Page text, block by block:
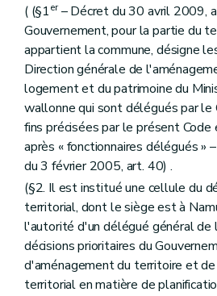
Art. 78
Art. 79
Chapitre III Des
Art. 80
Art. 81
Art. 82
Art. 83
Titre V Des permis et
Chapitre premier Du
Section première Des actes et
Art. 84
Art. 85
Section 2 Des charges d'urbanisme (...
Section 3 De la péremption et de la
Art. 86
Section 4 Du permis
Art. 87
Chapitre II (Du permis d'urbanisation et du permis d'urbanisme
Section première (Des actes soumis à
( (§1er– Décret du 30 avril 2009,
Gouvernement, pour la partie du
appartient la commune, désigne
Direction générale de
logement et du patrimoine du
wallonne qui sont délégués par le
fins précisées par le présent Code
après « fonctionnaires délégués »
du 3 février 2005, art. 40) .
(§2. Il est institué une cellule du
territorial, dont le siège est à
l'autorité d'un délégué général de
décisions prioritaires du
d'aménagement du territoire et
territorial en matière de